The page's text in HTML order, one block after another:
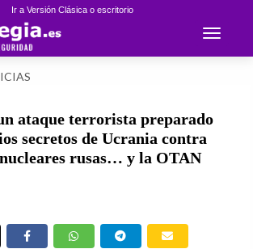
Ir a Versión Clásica o escritorio
Toggle
ataque terrorista preparado
secretos de Ucrania contra
rusas… y la OTAN